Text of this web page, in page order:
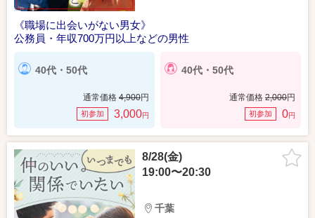
《職場に出会いがない男女》
公務員・年収700万円以上などの男性
40代・50代
通常価格 4,900円
初参加 3,000円
40代・50代
通常価格 2,000円
初参加 0円
8/28(金)
19:00〜20:30
千葉